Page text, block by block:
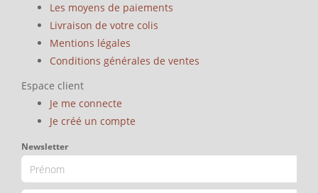
Les moyens de paiements
Livraison de votre colis
Mentions légales
Conditions générales de ventes
Espace client
Je me connecte
Je créé un compte
Newsletter